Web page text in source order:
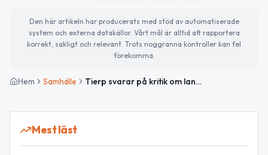
Den här artikeln har producerats med stöd av automatiserade
system och externa datakällor. Vårt mål är alltid att rapportera
korrekt, sakligt och relevant. Trots noggranna kontroller kan fel
förekomma.
Hem Samhälle Tierp svarar på kritik om landsbygdsservice
Mest läst